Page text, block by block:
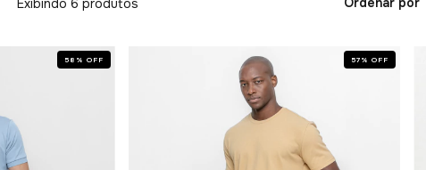
Exibindo 6 produtos
58 % OFF 57 %OFF